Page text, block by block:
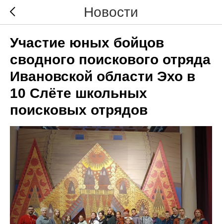
Новости
Участие юных бойцов
сводного поискового отряда
Ивановской области Эхо в
10 Слёте школьных
поисковых отрядов